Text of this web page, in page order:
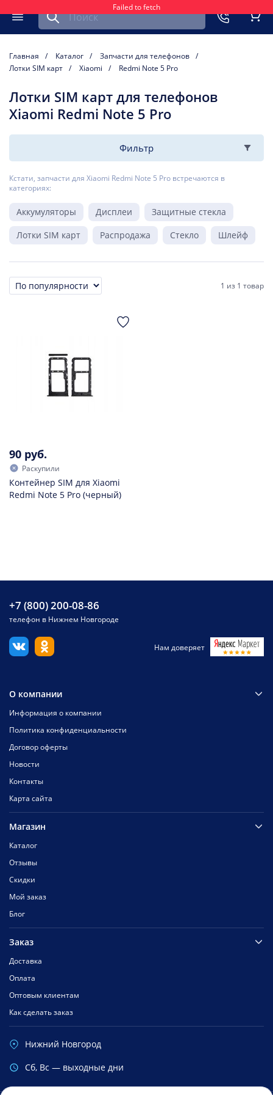
Failed to fetch
Меню
Найти запчасть для мобильного устройства
Главная Каталог
Запчасти для телефонов
Лотки SIM карт
Xiaomi Redmi Note 5 Pro
Лотки SIM карт для телефонов
Xiaomi Redmi Note 5 Pro
Фильтр
Кстати, запчасти для Xiaomi Redmi Note 5 Pro встречаются в
категориях:
Аккумуляторы Дисплеи
Защитные стекла
Лотки SIM карт
Распродажа Стекло Шлейф
Сортировка 1 из 1 товар
90 руб.
Раскупили
Контейнер SIM для Xiaomi
Redmi Note 5 Pro (черный)
+7 (800) 200-08-86
телефон в Нижнем Новгороде
Нам доверяет
О компании
Информация о компании
Политика конфиденциальности
Договор оферты
Новости
Контакты
Карта сайта
Магазин
Каталог
Отзывы
Скидки
Мой заказ
Блог
Заказ
Доставка
Оплата
Оптовым клиентам
Как сделать заказ
Нижний Новгород
Cб, Вс — выходные дни